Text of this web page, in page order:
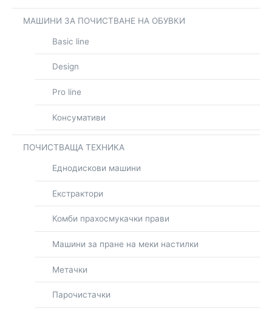
МАШИНИ ЗА ПОЧИСТВАНЕ НА ОБУВКИ
Basic line
Design
Pro line
Консумативи
ПОЧИСТВАЩА ТЕХНИКА
Еднодискови машини
Екстрактори
Комби прахосмукачки прави
Машини за пране на меки настилки
Метачки
Парочистачки